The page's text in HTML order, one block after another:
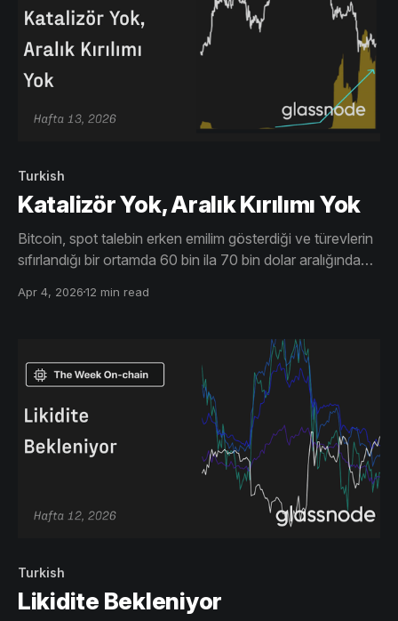
Turkish
Katalizör Yok, Aralık Kırılımı Yok
Bitcoin, spot talebin erken emilim gösterdiği ve türevlerin
sıfırlandığı bir ortamda 60 bin ila 70 bin dolar aralığında
dengeleniyor, ancak net bir katalizör olmadan piyasa,
Apr 4, 202612 min read
Turkish
Likidite Bekleniyor